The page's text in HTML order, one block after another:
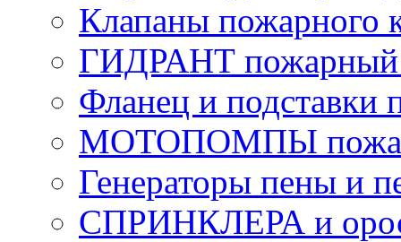
Клапаны пожарного
ГИДРАНТ пожарный
Фланец и подставки
МОТОПОМПЫ
Генераторы пены и
СПРИНКЛЕРА и